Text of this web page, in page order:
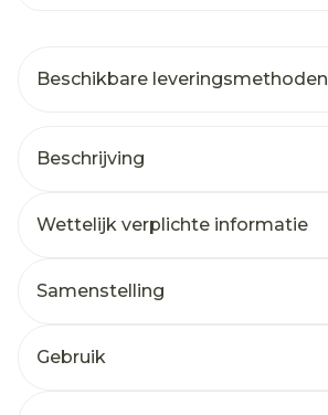
Beschikbare leveringsmethoden
Beschrijving
Wettelijk verplichte informatie
Samenstelling
Gebruik